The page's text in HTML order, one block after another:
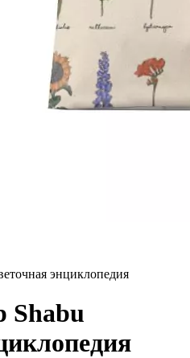
энциклопедия
Shabu